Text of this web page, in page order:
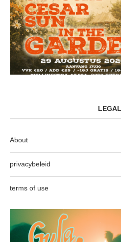
LEGAL
About
privacybeleid
terms of use